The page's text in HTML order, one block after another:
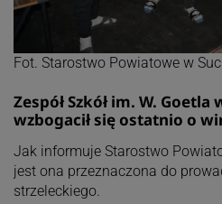
Fot. Starostwo Powiatowe w
Zespół Szkół im. W.
wzbogacił się ostatnio o
Jak informuje Starostwo
jest ona przeznaczona do
strzeleckiego.